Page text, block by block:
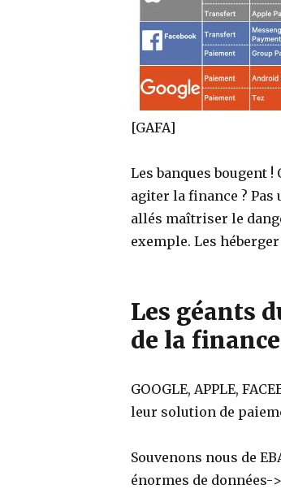
[GAFA]
Les banques bougent
agiter la finance ?
allés maîtriser le
exemple. Les
Les géants
de la
GOOGLE, APPLE,
leur solution de
Souvenons nous de
énormes de données-